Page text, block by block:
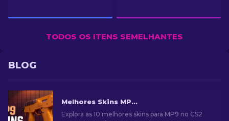
TODOS OS ITENS SEMELHANTES
BLOG
Melhores Skins MP9 no CS2 [2026]
Explora as 10 melhores skins para MP9 no CS2